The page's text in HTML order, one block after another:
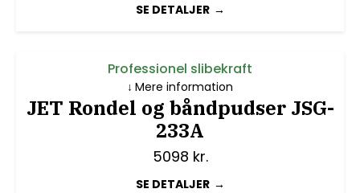
SE DETALJER
Professionel slibekraft
JET Rondel og båndpudser JSG-
233A
5098 kr.
SE DETALJER
Mere information